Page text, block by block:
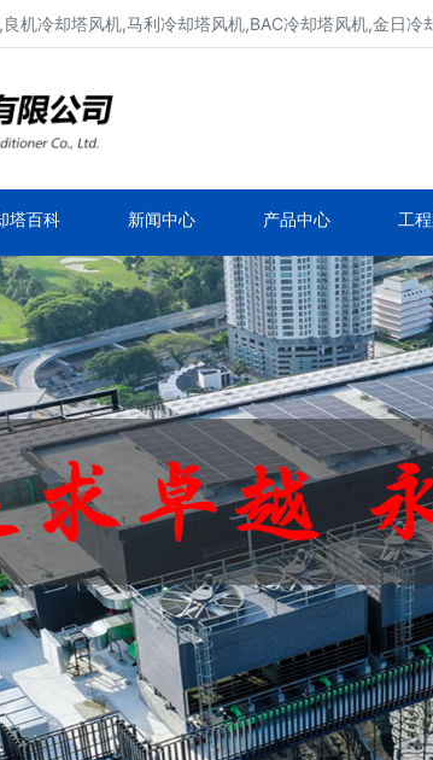
机冷却塔风机,马利冷却塔风机,BAC冷却塔风机,金日冷
塔百科 新闻中心 产品中心 工